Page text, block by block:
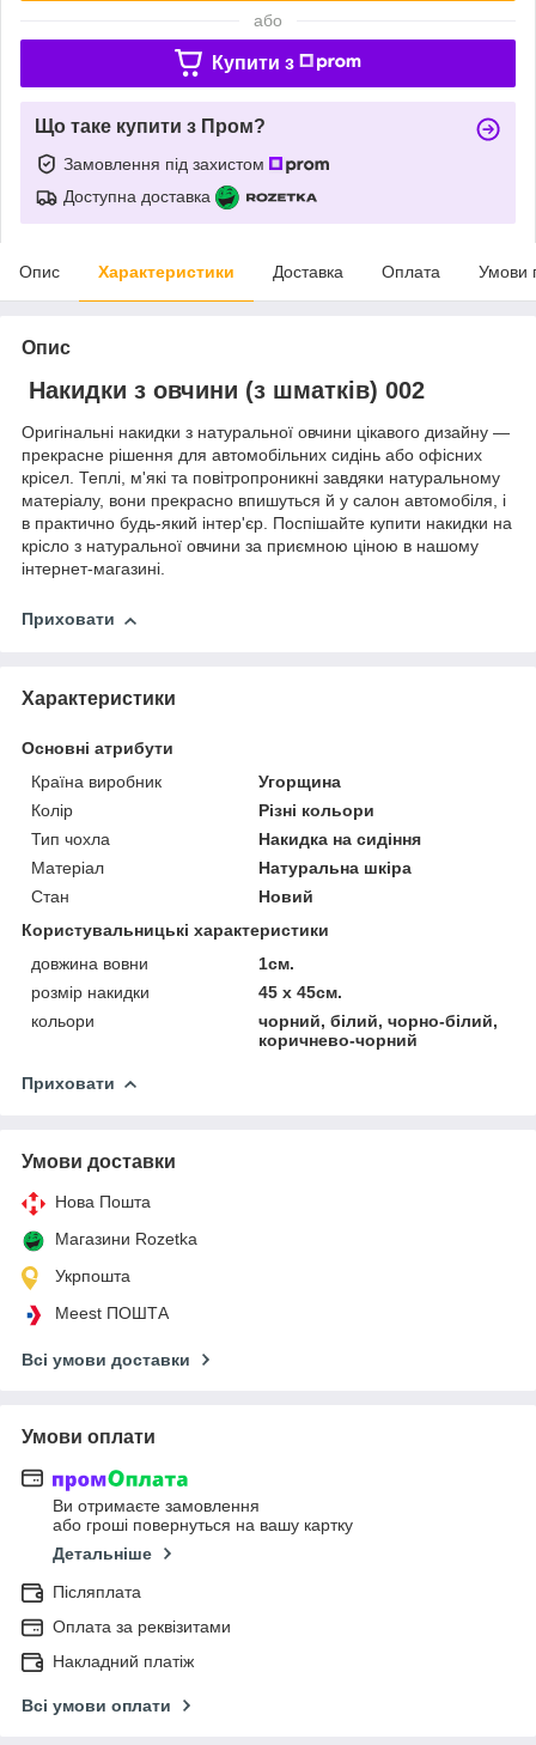
або
Купити з
Що таке купити з Пром?
Замовлення під захистом
Доступна доставка
Опис Характеристики Доставка Оплата Умови
Опис
Накидки з овчини (з шматків) 002
Оригінальні накидки з натуральної овчини цікавого дизайну —
прекрасне рішення для автомобільних сидінь або офісних
крісел. Теплі, м'які та повітропроникні завдяки натуральному
матеріалу, вони прекрасно впишуться й у салон автомобіля, і
в практично будь-який інтер'єр. Поспішайте купити накидки на
крісло з натуральної овчини за приємною ціною в нашому
інтернет-магазині.
Приховати
Характеристики
Основні атрибути
Країна виробник
Угорщина
Колір
Різні кольори
Тип чохла
Накидка на сидіння
Матеріал
Натуральна шкіра
Стан
Новий
Користувальницькі характеристики
довжина вовни
1см.
розмір накидки
45 х 45см.
кольори
чорний, білий, чорно-білий,
коричнево-чорний
Приховати
Умови доставки
Нова Пошта
Магазини Rozetka
Укрпошта
Meest ПОШТА
Всі умови доставки
Умови оплати
Ви отримаєте замовлення
або гроші повернуться на вашу картку
Детальніше
Післяплата
Оплата за реквізитами
Накладний платіж
Всі умови оплати